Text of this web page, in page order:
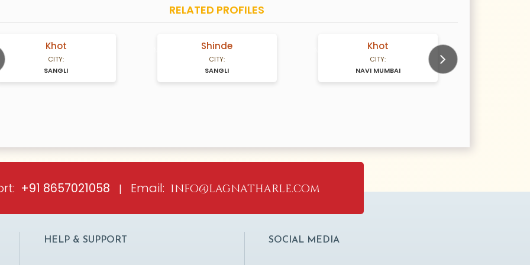
RELATED PROFILES
A Years old Khot
CITY:
SANGLI
Shinde
CITY:
SANGLI
Khot
CITY:
NAVI MUMBAI
Next
+91 8657021058 | Email: info@lagnatharle.com
HELP & SUPPORT SOCIAL MEDIA